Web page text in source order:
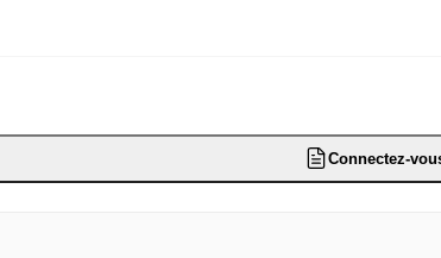
Connectez-